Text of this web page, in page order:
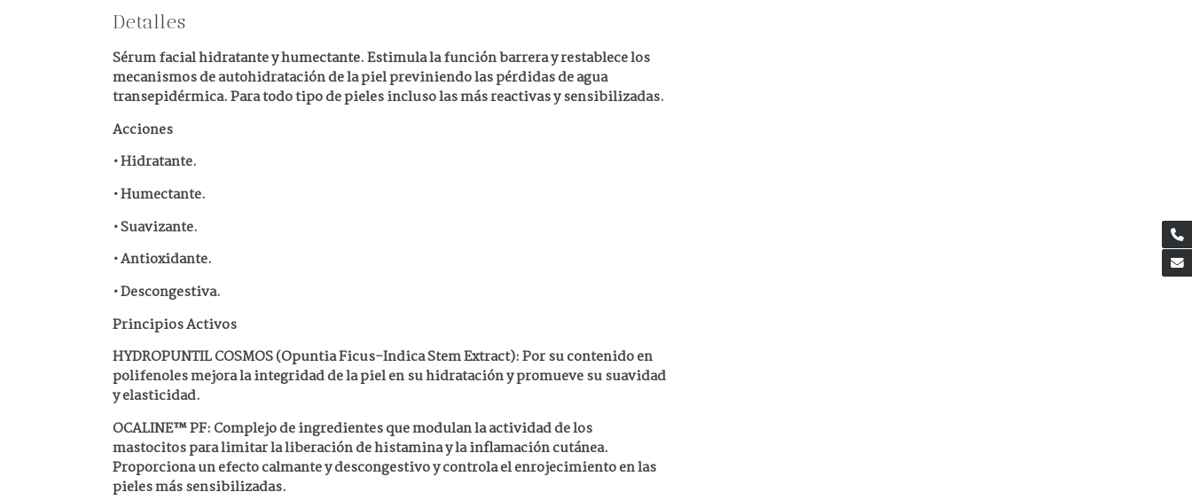
Detalles
Sérum facial hidratante y humectante. Estimula la función barrera y restablece los
mecanismos de autohidratación de la piel previniendo las pérdidas de agua
transepidérmica. Para todo tipo de pieles incluso las más reactivas y sensibilizadas.
Acciones
• Hidratante.
• Humectante.
• Suavizante.
• Antioxidante.
• Descongestiva.
Principios Activos
HYDROPUNTIL COSMOS (Opuntia Ficus-Indica Stem Extract): Por su contenido en
polifenoles mejora la integridad de la piel en su hidratación y promueve su suavidad
y elasticidad.
OCALINE™ PF: Complejo de ingredientes que modulan la actividad de los
mastocitos para limitar la liberación de histamina y la inflamación cutánea.
Proporciona un efecto calmante y descongestivo y controla el enrojecimiento en las
pieles más sensibilizadas.